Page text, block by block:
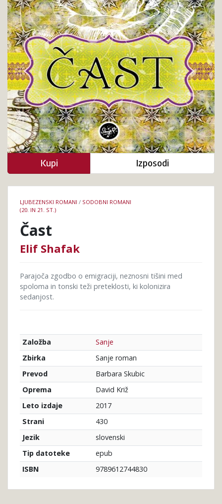
knjige
LJUBEZENSKI ROMANI / SODOBNI ROMANI
(20. IN 21. ST.)
Čast
Elif Shafak
Parajoča zgodbo o emigraciji, neznosni tišini med
spoloma in tonski teži preteklosti, ki kolonizira
sedanjost.
Založba
Sanje
Zbirka
Sanje roman
Prevod
Barbara Skubic
Oprema
David Križ
Leto izdaje
2017
Strani
430
Jezik
slovenski
Tip datoteke
epub
ISBN
9789612744830
Kupi Izposodi